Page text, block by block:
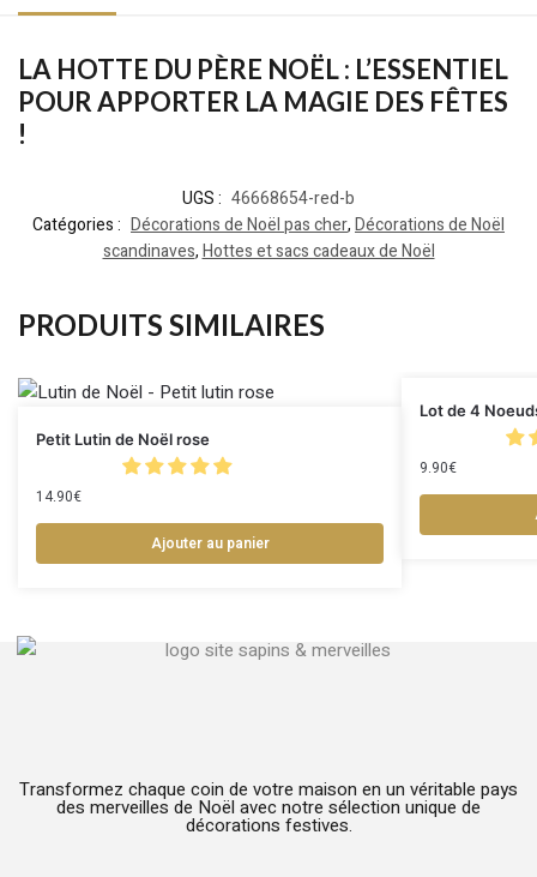
LA HOTTE DU PÈRE NOËL : L’ESSENTIEL
POUR APPORTER LA MAGIE DES FÊTES
!
UGS : 46668654-red-b
Catégories : Décorations de Noël pas cher,Décorations de Noël
scandinaves,Hottes et sacs cadeaux de Noël
PRODUITS SIMILAIRES
Petit Lutin de Noël rose
14.90€
Ajouter au panier
Lot de 4
9.90€
Transformez chaque coin de votre maison en un véritable pays
des merveilles de Noël avec notre sélection unique de
décorations festives.